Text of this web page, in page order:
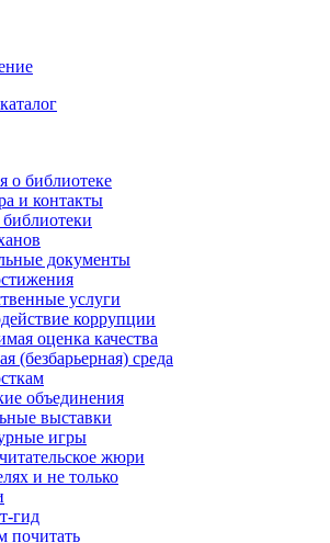
о библиотеке
и контакты
документы
услуги
коррупции
оценка качества
(безбарьерная) среда
объединения
выставки
игры
жюри
и не только
гид
почитать